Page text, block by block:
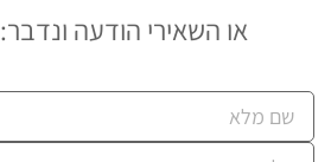
או השאירי הודעה ונדבר:​